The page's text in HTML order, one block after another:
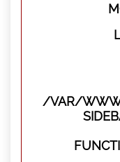
/VAR/